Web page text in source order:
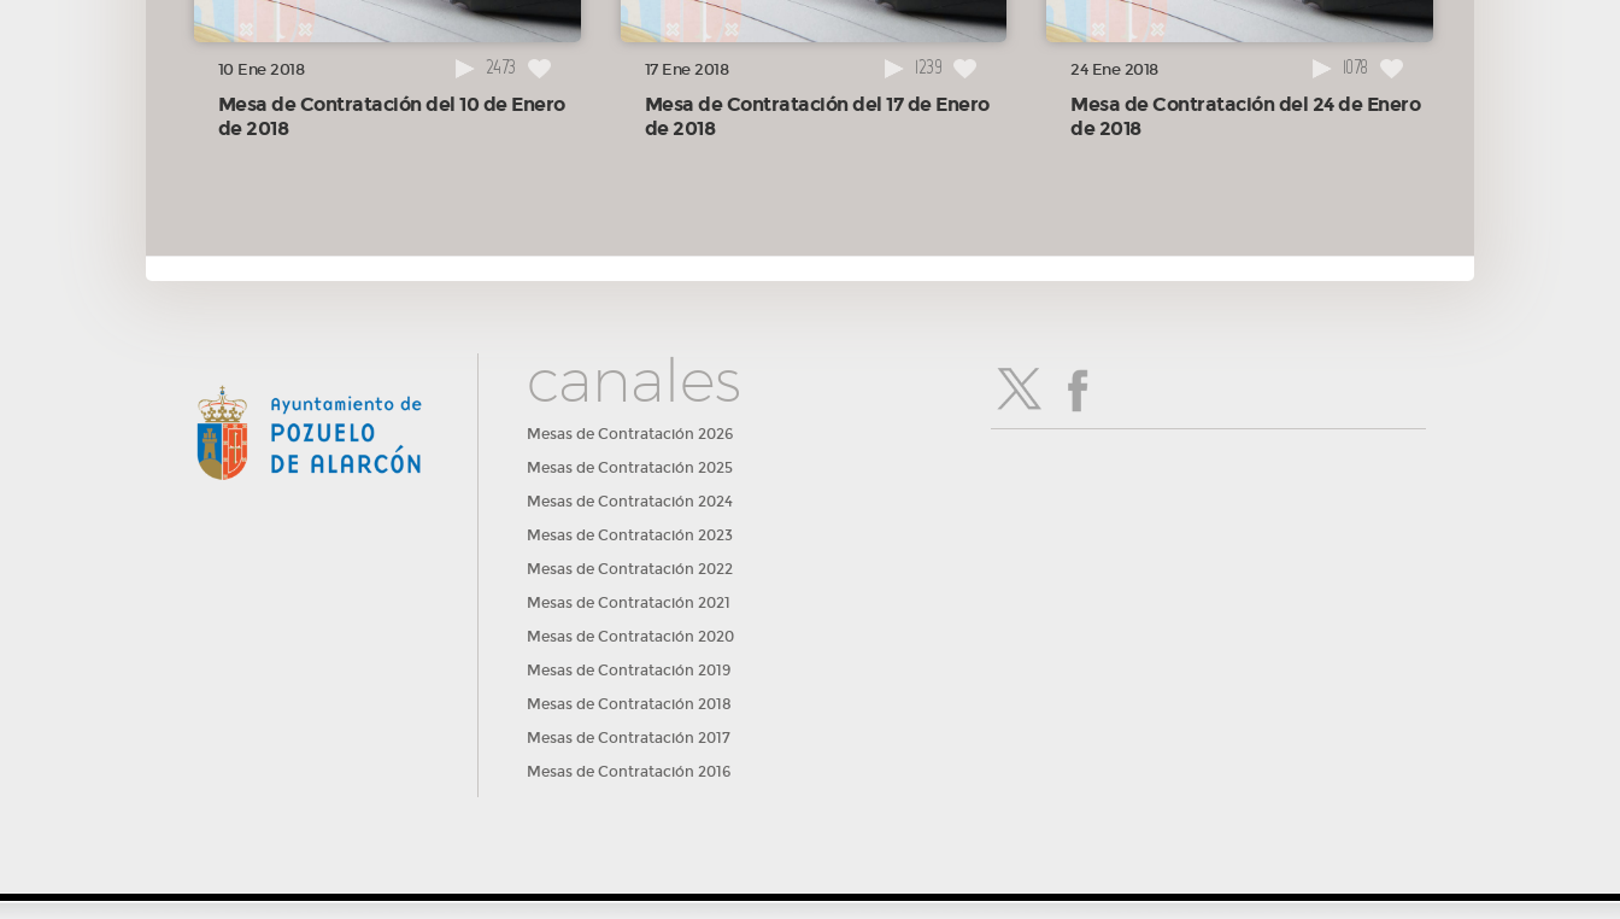
10 Ene 2018 2473
Mesa de Contratación del 10 de Enero
de 2018
17 Ene 2018 1239
Mesa de Contratación del 17 de Enero
de 2018
24 Ene 2018 1078
Mesa de Contratación del 24 de Enero
de 2018
canales
Mesas de Contratación 2026
Mesas de Contratación 2025
Mesas de Contratación 2024
Mesas de Contratación 2023
Mesas de Contratación 2022
Mesas de Contratación 2021
Mesas de Contratación 2020
Mesas de Contratación 2019
Mesas de Contratación 2018
Mesas de Contratación 2017
Mesas de Contratación 2016